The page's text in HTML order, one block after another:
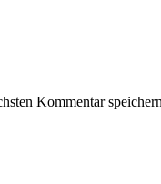
Kommentar